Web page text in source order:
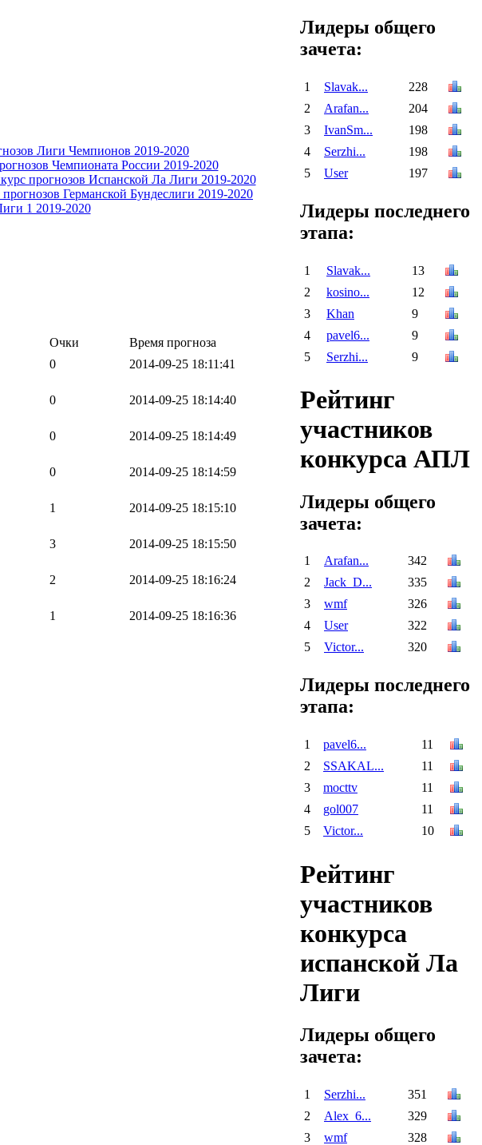
Очки
Время прогноза
0 2014-09-25 18:11:41
0 2014-09-25 18:14:40
0 2014-09-25 18:14:49
0 2014-09-25 18:14:59
1 2014-09-25 18:15:10
3 2014-09-25 18:15:50
2 2014-09-25 18:16:24
1 2014-09-25 18:16:36
Лидеры общего
зачета:
1 Slavak...
228
2
Arafan...
204
3
IvanSm...
198
4
Serzhi...
198
5
User 197
Лидеры последнего
этапа:
1 Slavak...
13
2
kosino...
12
3
Khan
9
4
pavel6...
9
5
Serzhi... 9
Рейтинг
участников
конкурса АПЛ
Лидеры общего
зачета:
1 Arafan...
342
2
Jack_D...
335
3
wmf
326
4
User
322
5
Victor... 320
Лидеры последнего
этапа:
1 pavel6...
11
2
SSAKAL...
11
3
mocttv
11
4
gol007
11
5
Victor... 10
Рейтинг
участников
конкурса
испанской Ла
Лиги
Лидеры общего
зачета:
1 Serzhi...
351
2
Alex_6...
329
3
wmf 328